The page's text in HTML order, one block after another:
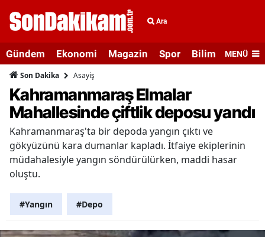
Ara
Gündem Ekonomi Magazin Spor Bilim veMENÜ
Son Dakika Asayiş
Kahramanmaraş Elmalar
Mahallesinde çiftlik deposu yandı
Kahramanmaraş'ta bir depoda yangın çıktı ve
gökyüzünü kara dumanlar kapladı. İtfaiye ekiplerinin
müdahalesiyle yangın söndürülürken, maddi hasar
oluştu.
#Yangın #Depo